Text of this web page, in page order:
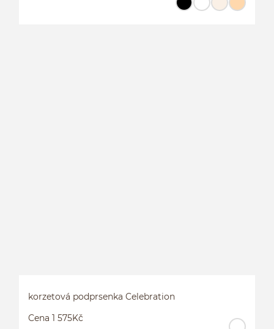
korzetová podprsenka Celebration
Cena 1 575Kč